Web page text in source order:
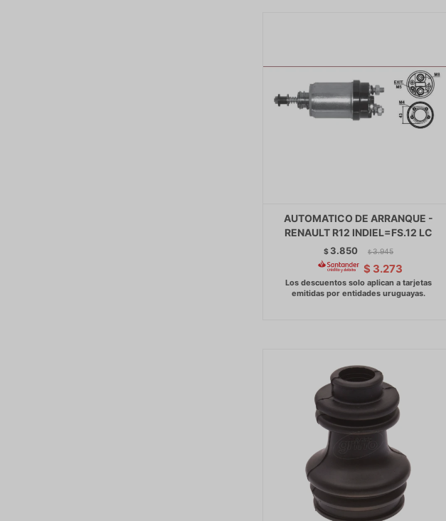
AUTOMATICO DE ARRANQUE -
RENAULT R12 INDIEL=FS.12 LC
$ 3.850 $ 3.945
$ 3.273